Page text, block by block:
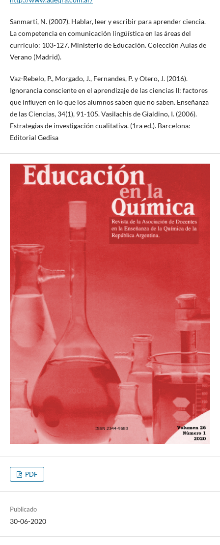
Sanmartí, N. (2007). Hablar, leer y escribir para aprender ciencia.
La competencia en comunicación lingüística en las áreas del
currículo: 103-127. Ministerio de Educación. Colección Aulas de
Verano (Madrid).
Vaz-Rebelo, P., Morgado, J., Fernandes, P. y Otero, J. (2016).
Ignorancia consciente en el aprendizaje de las ciencias II: factores
que inﬂuyen en lo que los alumnos saben que no saben. Enseñanza
de las Ciencias, 34(1), 91-105. Vasilachis de Gialdino, I. (2006).
Estrategias de investigación cualitativa. (1ra ed.). Barcelona:
Editorial Gedisa
PDF
Publicado
30-06-2020